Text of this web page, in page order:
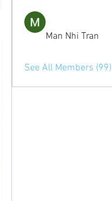
Man Nhi Tran
See All Members (99)